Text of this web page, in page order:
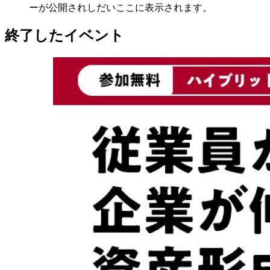
ーが公開されしだいここに表示されます。
終了したイベント